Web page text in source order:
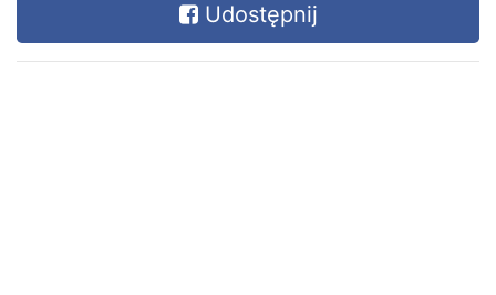
Udostępnij